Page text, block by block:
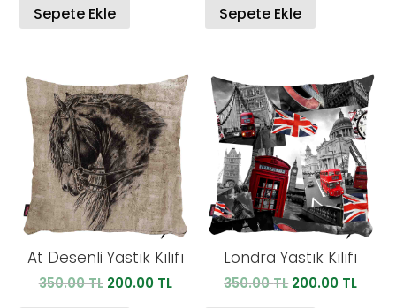
350.00 TL.
200.00 TL.
Sepete Ekle
350.00 TL.
Sepete Ekle
At Desenli Yastık Kılıfı
350.00TL Orijinal
200.00 TLŞu
Londra Yastık Kılıfı
350.00TL Orijinal
200.00 TLŞu